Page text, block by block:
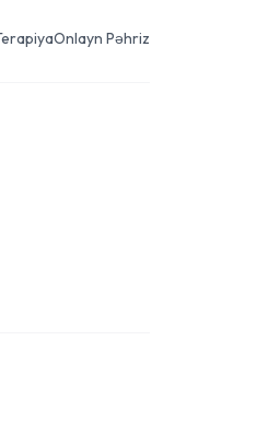
Onlayn Pəhriz